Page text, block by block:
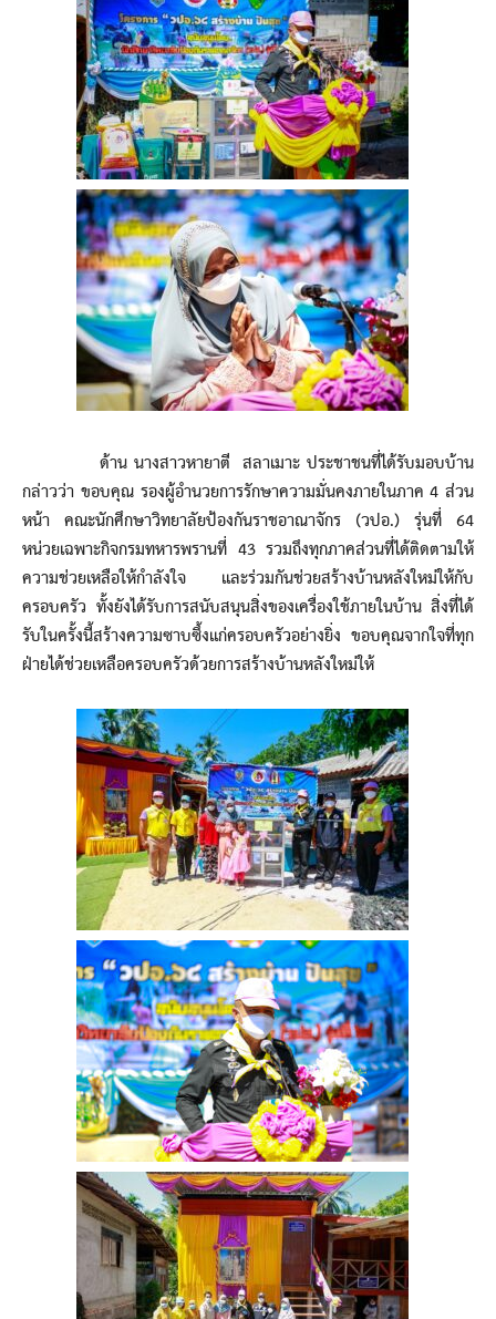
ด้าน นางสาวหายาตี สลาเมาะ ประชาชนที่ได้รับมอบบ้าน
กล่าวว่า ขอบคุณ รองผู้อำนวยการรักษาความมั่นคงภายในภาค 4 ส่วน
หน้า คณะนักศึกษาวิทยาลัยป้องกันราชอาณาจักร (วปอ.) รุ่นที่ 64
หน่วยเฉพาะกิจกรมทหารพรานที่ 43 รวมถึงทุกภาคส่วนที่ได้ติดตามให้
ความช่วยเหลือให้กำลังใจ และร่วมกันช่วยสร้างบ้านหลังใหม่ให้กับ
ครอบครัว ทั้งยังได้รับการสนับสนุนสิ่งของเครื่องใช้ภายในบ้าน สิ่งที่ได้
รับในครั้งนี้สร้างความซาบซึ้งแก่ครอบครัวอย่างยิ่ง ขอบคุณจากใจที่ทุก
ฝ่ายได้ช่วยเหลือครอบครัวด้วยการสร้างบ้านหลังใหม่ให้